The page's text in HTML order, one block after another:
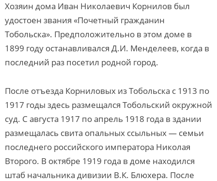
Хозяин дома Иван Николаевич Корнилов был
удостоен звания «Почетный гражданин
Тобольска». Предположительно в этом доме в
1899 году останавливался Д.И. Менделеев, когда в
последний раз посетил родной город.
После отъезда Корниловых из Тобольска с 1913 по
1917 годы здесь размещался Тобольский окружной
суд. С августа 1917 по апрель 1918 года в здании
размещалась свита опальных ссыльных — семьи
последнего российского императора Николая
Второго. В октябре 1919 года в доме находился
штаб начальника дивизии В.К. Блюхера. После